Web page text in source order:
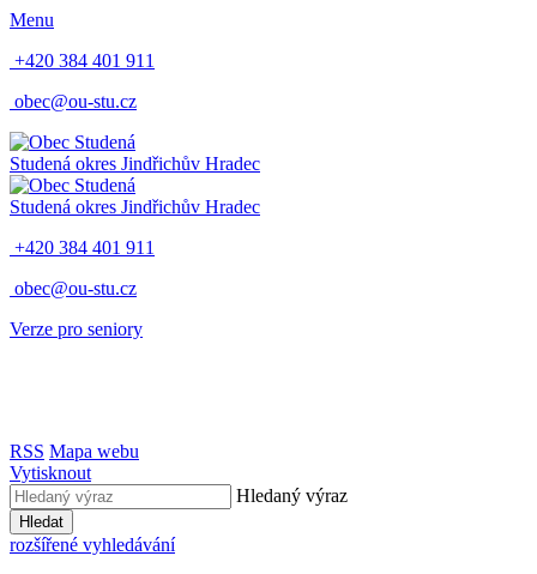
Menu
+420 384 401 911
obec@ou-stu.cz
Studená okres Jindřichův Hradec
Studená okres Jindřichův Hradec
+420 384 401 911
obec@ou-stu.cz
Verze pro seniory
RSS Mapa webu
Vytisknout
Hledaný výraz
Hledat
rozšířené vyhledávání